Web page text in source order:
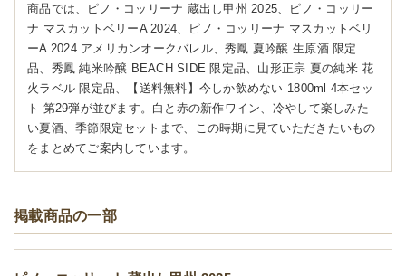
商品では、ピノ・コッリーナ 蔵出し甲州 2025、ピノ・コッリー
ナ マスカットベリーA 2024、ピノ・コッリーナ マスカットベリ
ーA 2024 アメリカンオークバレル、秀鳳 夏吟醸 生原酒 限定
品、秀鳳 純米吟醸 BEACH SIDE 限定品、山形正宗 夏の純米 花
火ラベル 限定品、【送料無料】今しか飲めない 1800ml 4本セッ
ト 第29弾が並びます。白と赤の新作ワイン、冷やして楽しみた
い夏酒、季節限定セットまで、この時期に見ていただきたいもの
をまとめてご案内しています。
掲載商品の一部